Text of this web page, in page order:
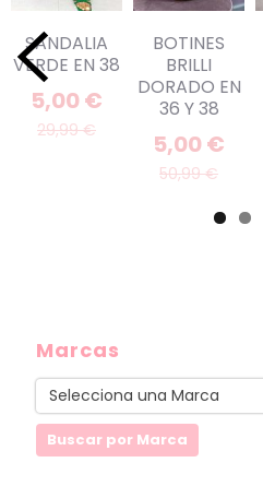
Marcas
SANDALIA
VERDE EN 38
5,00 €
29,99 €
BOTINES
BRILLI
DORADO EN
36 Y 38
5,00 €
50,99 €